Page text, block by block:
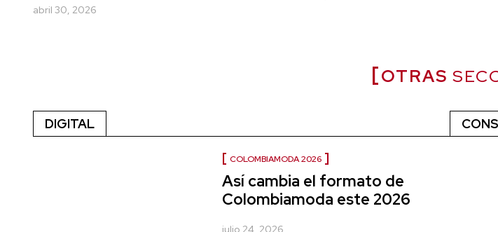
abril 30, 2026
OTRAS
DIGITAL
COLOMBIAMODA 2026
Así cambia el formato de
Colombiamoda este 2026
julio 24, 2026